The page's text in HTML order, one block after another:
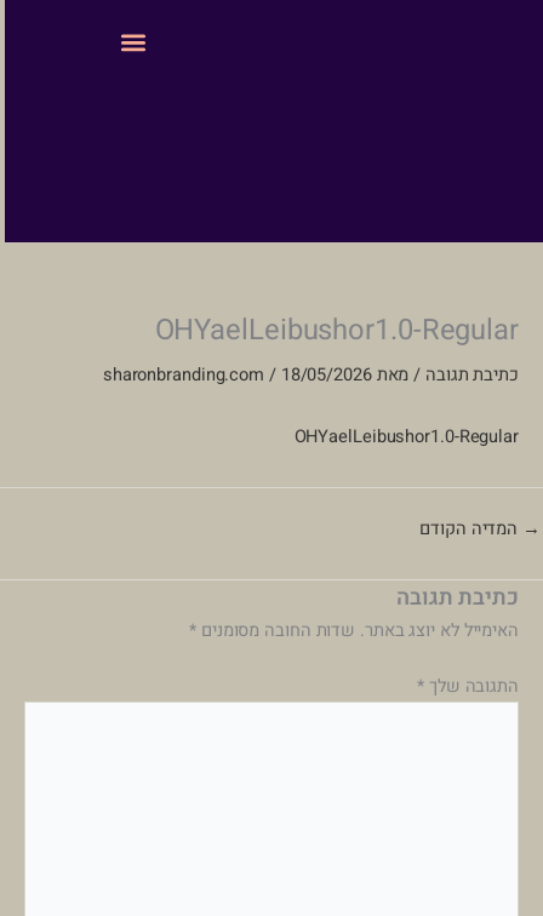
OHYaelLeibushor1.0-Regular
כתיבת תגובה / מאת sharonbranding.com / 18/05/2026
OHYaelLeibushor1.0-Regular
→ המדיה הקודם
כתיבת תגובה
האימייל לא יוצג באתר. שדות החובה מסומנים *
התגובה שלך*